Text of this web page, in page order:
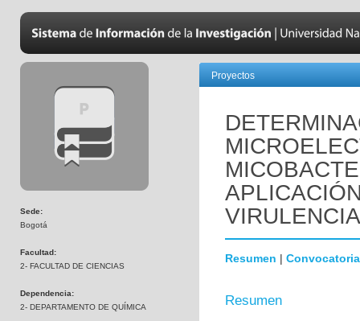
Sede:
Bogotá
Facultad:
2- FACULTAD DE CIENCIAS
Dependencia:
2- DEPARTAMENTO DE QUÍMICA
Proyectos
VIRULENCIA
Resumen | Convocatoria
Resumen